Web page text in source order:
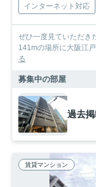
インターネット対応
ぜひ一度見ていただき
141mの場所に大阪江
る
募集中の部屋
過去
賃貸マンション